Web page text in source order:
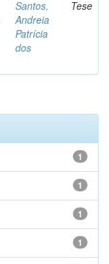
Santos,
Andreia
Patrícia
dos
Tese
1
1
1
1